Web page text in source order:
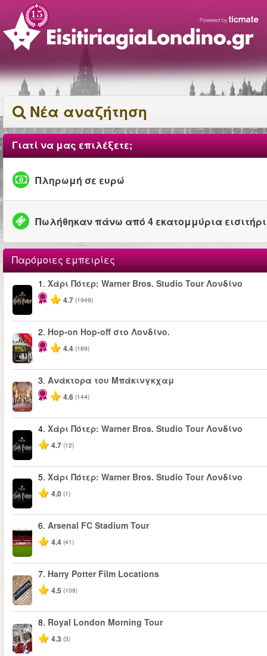
Νέα αναζήτηση
Γιατί να μας επιλέξετε;
Πληρωμή σε ευρώ
Πωλήθηκαν πάνω από 4 εκατομμύρια
Παρόμοιες εμπειρίες
1. Χάρι Πότερ: Warner Bros. Studio Tour Λονδίνο
4.7 (1949)
-40%
2. Hop-on Hop-off στο Λονδίνο.
4.4 (189)
3. Ανάκτορα του Μπάκινγκχαμ
4.6 (144)
4. Χάρι Πότερ: Warner Bros. Studio Tour Λονδίνο
4.7 (12)
5. Χάρι Πότερ: Warner Bros. Studio Tour Λονδίνο
4.0 (1)
6. Arsenal FC Stadium Tour
4.4 (41)
7. Harry Potter Film Locations
4.5 (109)
8. Royal London Morning Tour
4.3 (3)